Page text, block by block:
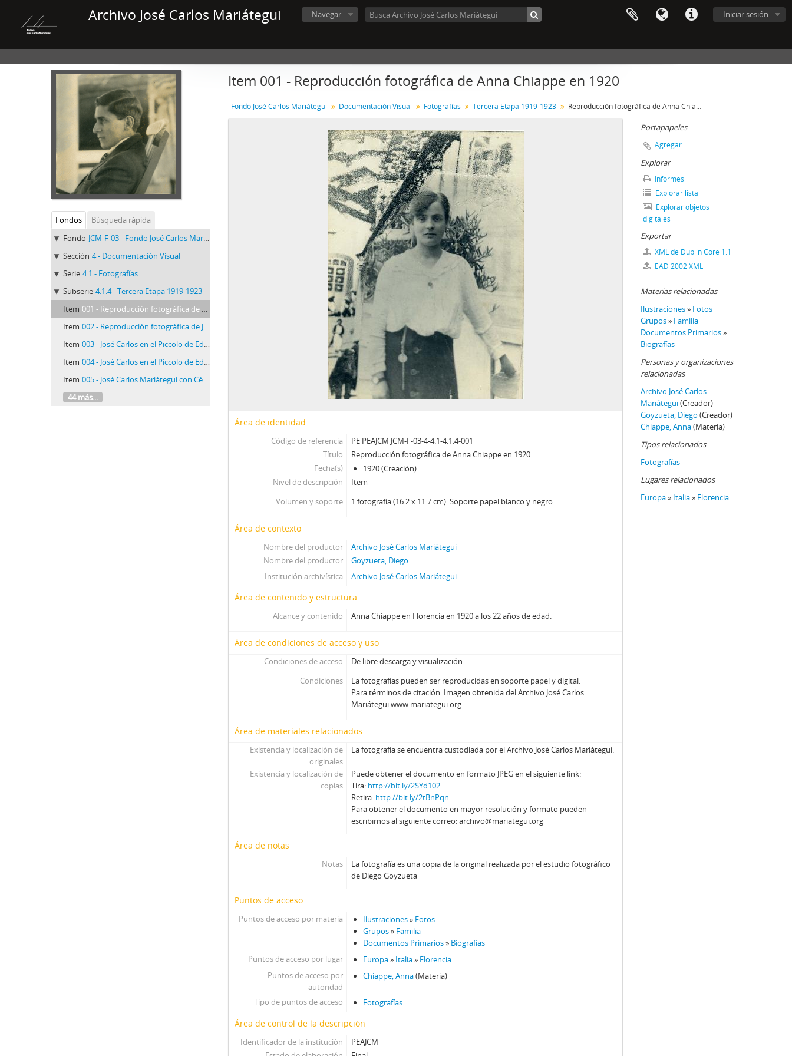
Archivo José Carlos Mariátegui Iniciar sesión
Navegar
Fondos
Búsqueda rápida
Fondo JCM-F-03 - Fondo José Carlos Mariátegui
Sección 4 - Documentación Visual
Serie 4.1 - Fotografías
Subserie 4.1.4 - Tercera Etapa 1919-1923
Item 001 - Reproducción fotográfica de Anna Chiappe en 1920
Item 002 - Reproducción fotográfica de José Carlos Mariátegui con su máquina de escribir Royal Standard No. 5
Item 003 - José Carlos en el Piccolo de Eden con amigos (I)
Item 004 - José Carlos en el Piccolo de Eden con amigos (II)
Item 005 - José Carlos Mariátegui con César Falcón
44 más...
Item 001 - Reproducción fotográfica de Anna Chiappe en 1920
Fondo José Carlos Mariátegui Documentación Visual Fotografías Tercera Etapa 1919-1923 Reproducción fotográfica de Anna Chiappe en 1920
Área de identidad
Código de referencia
PE PEAJCM JCM-F-03-4-4.1-4.1.4-001
Título
Reproducción fotográfica de Anna Chiappe en 1920
Fecha(s)
1920 (Creación)
Nivel de descripción
Item
Volumen y soporte
1 fotografía (16.2 x 11.7 cm). Soporte papel blanco y negro.
Área de contexto
Nombre del productor
Archivo José Carlos Mariátegui
Nombre del productor
Goyzueta, Diego
Institución archivística
Archivo José Carlos Mariátegui
Área de contenido y estructura
Alcance y contenido Anna Chiappe en Florencia en 1920 a los 22 años de edad.
Área de condiciones de acceso y uso
Condiciones de acceso
De libre descarga y visualización.
Condiciones
La fotografías pueden ser reproducidas en soporte papel y digital.
Para términos de citación: Imagen obtenida del Archivo José Carlos
Mariátegui www.mariategui.org
Área de materiales relacionados
Existencia y localización de
originales
La fotografía se encuentra custodiada por el Archivo José Carlos Mariátegui.
Existencia y localización de
copias
Puede obtener el documento en formato JPEG en el siguiente link:
Tira: http://bit.ly/2SYd102
Retira: http://bit.ly/2tBnPqn
Para obtener el documento en mayor resolución y formato pueden
escribirnos al siguiente correo: archivo@mariategui.org
Área de notas
Notas
La fotografía es una copia de la original realizada por el estudio fotográfico
de Diego Goyzueta
Puntos de acceso
Puntos de acceso por materia Ilustraciones» Fotos
Grupos» Familia
Documentos Primarios» Biografías
Puntos de acceso por lugar
Europa» Italia» Florencia
Puntos de acceso por
autoridad
Chiappe, Anna(Materia)
Tipo de puntos de acceso Fotografías
Área de control de la descripción
Identificador de la institución
PEAJCM
Portapapeles
Agregar
Explorar
Informes
Explorar lista
Explorar objetos
digitales
Exportar
XML de Dublin Core 1.1
EAD 2002 XML
Materias relacionadas
Ilustraciones» Fotos
Grupos» Familia
Documentos Primarios»
Biografías
Personas y organizaciones
relacionadas
Archivo José Carlos
Mariátegui(Creador)
Goyzueta, Diego (Creador)
Chiappe, Anna(Materia)
Tipos relacionados
Fotografías
Lugares relacionados
Europa» Italia» Florencia